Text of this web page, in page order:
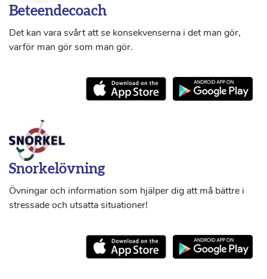
Beteendecoach
Det kan vara svårt att se konsekvenserna i det man gör,
varför man gör som man gör.
Snorkelövning
Övningar och information som hjälper dig att må bättre i
stressade och utsatta situationer!